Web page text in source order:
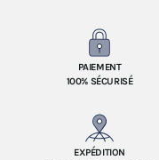
PAIEMENT
100% SÉCURISÉ
EXPÉDITION